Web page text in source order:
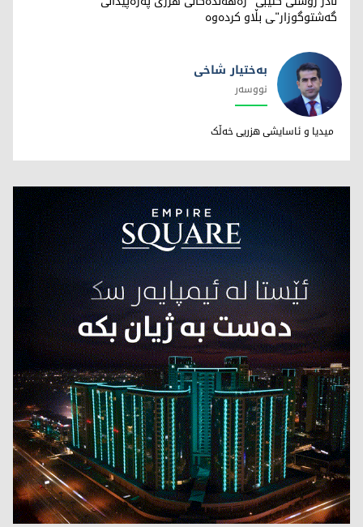
گەشتوگوزار"ـی بڵاو کردەوە
بەختیار شاخی
بەختیار شاخی
نووسەر
میدیا و ئاسایشی هزریی خەڵک